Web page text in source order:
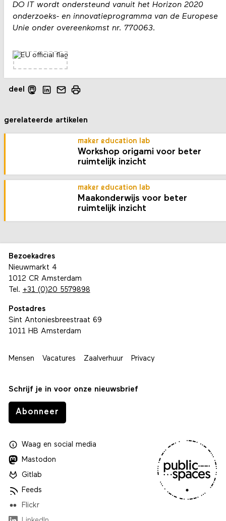
DO IT wordt ondersteund vanuit het Horizon 2020
onderzoeks- en innovatieprogramma van de Europese
Unie onder overeenkomst nr. 770063.
deel
gerelateerde artikelen
maker education lab
Workshop origami voor beter
ruimtelijk inzicht
maker education lab
Maakonderwijs voor beter
ruimtelijk inzicht
Bezoekadres
Nieuwmarkt 4
1012 CR Amsterdam
Tel. +31 (0)20 5579898
Postadres
Sint Antoniesbreestraat 69
1011 HB Amsterdam
Mensen Vacatures Zaalverhuur Privacy
Schrijf je in voor onze nieuwsbrief
Abonneer
Waagen social media
Mastodon
Gitlab
Feeds
Flickr